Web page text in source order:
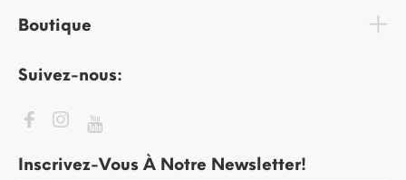
Boutique
Suivez-nous:
Inscrivez-Vous À Notre Newsletter!